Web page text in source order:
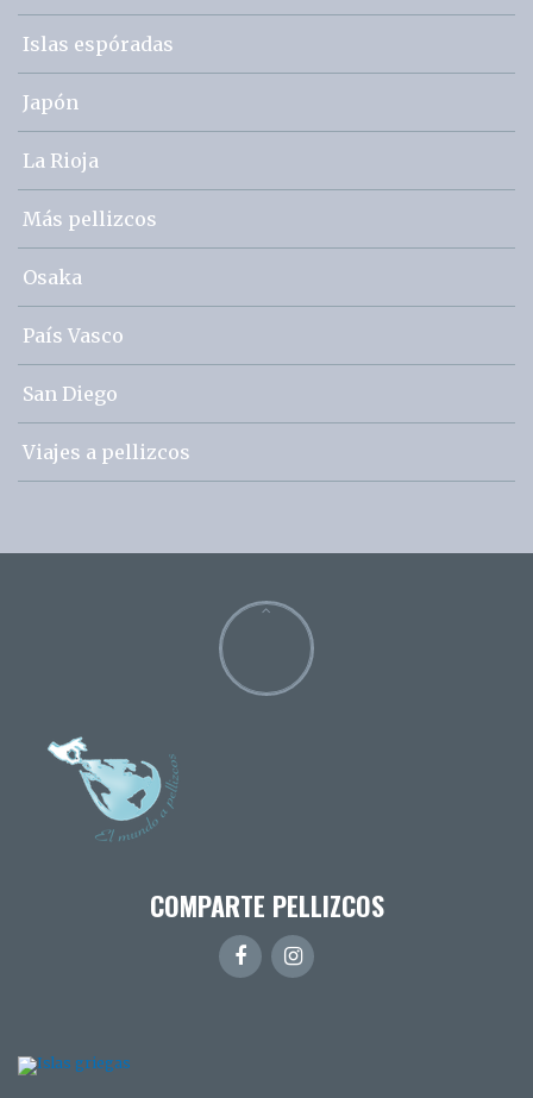
Islas espóradas
Japón
La Rioja
Más pellizcos
Osaka
País Vasco
San Diego
Viajes a pellizcos
COMPARTE PELLIZCOS